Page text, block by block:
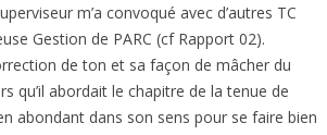
m’a convoqué avec d’autres TC
Gestion de PARC (cf Rapport 02).
de ton et sa façon de mâcher du
qu’il abordait le chapitre de la tenue de
abondant dans son sens pour se faire bien